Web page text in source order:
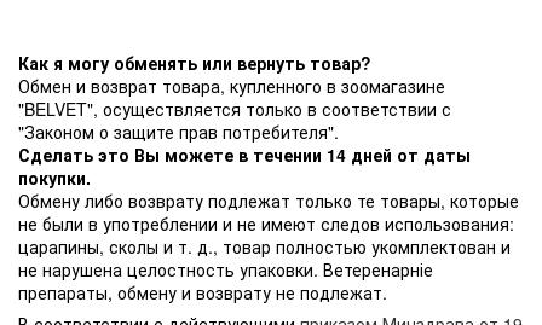
Как я могу обменять или вернуть товар?
Обмен и возврат товара, купленного в зоомагазине
"BELVET", осуществляется только в соответствии с
"Законом о защите прав потребителя".
Сделать это Вы можете в течении 14 дней от даты
покупки.
Обмену либо возврату подлежат только те товары, которые
не были в употреблении и не имеют следов использования:
царапины, сколы и т. д., товар полностью укомплектован и
не нарушена целостность упаковки. Ветеренарніе
препараты, обмену и возврату не подлежат.